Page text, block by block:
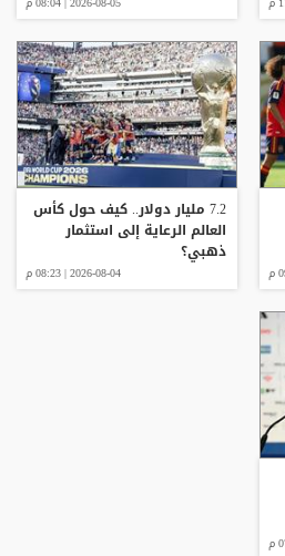
7.2 مليار دولار.. كيف حول كأس
العالم الرعاية إلى استثمار
ذهبي؟
2026-08-04 | 08:23 م